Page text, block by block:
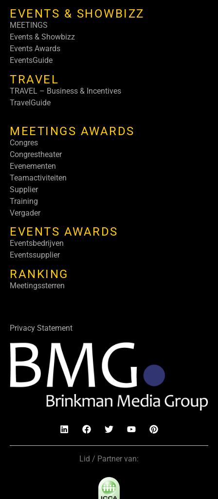
EVENTS & SHOWBIZZ
MEETINGS
Events & Showbizz
Events Awards
EventsGuide
TRAVEL
TRAVEL – Business & Incentives
TravelGuide
MEETINGS AWARDS
Congres
Congrestheater
Evenementen
Teamactiviteiten
Supplier
Training
Vergader
EVENTS AWARDS
Eventsbedrijven
Eventssupplier
RANKING
Meetingssterren
Privacy Statement
Lid / Partner van: